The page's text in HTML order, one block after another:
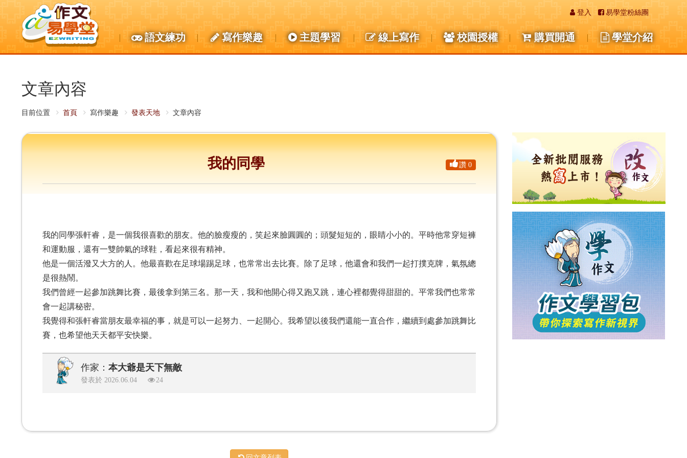
登入 易學堂粉絲團
語文練功 寫作樂趣 主題學習 線上寫作 校園授權 購買開通 學堂介紹
文章內容
目前位置 首頁 寫作樂趣 發表天地 文章內容
我的同學 讚 0
我的同學張軒睿，是一個我很喜歡的朋友。他的臉瘦瘦的，笑起來臉圓圓的；頭髮短短的，眼睛小小的。平時他常穿短褲
和運動服，還有一雙帥氣的球鞋，看起來很有精神。
他是一個活潑又大方的人。他最喜歡在足球場踢足球，也常常出去比賽。除了足球，他還會和我們一起打撲克牌，氣氛總
是很熱鬧。
我們曾經一起參加跳舞比賽，最後拿到第三名。那一天，我和他開心得又跑又跳，連心裡都覺得甜甜的。平常我們也常常
會一起講秘密。
我覺得和張軒睿當朋友最幸福的事，就是可以一起努力、一起開心。我希望以後我們還能一直合作，繼續到處參加跳舞比
賽，也希望他天天都平安快樂。
作家： 本大爺是天下無敵
發表於 2026.06.04 24